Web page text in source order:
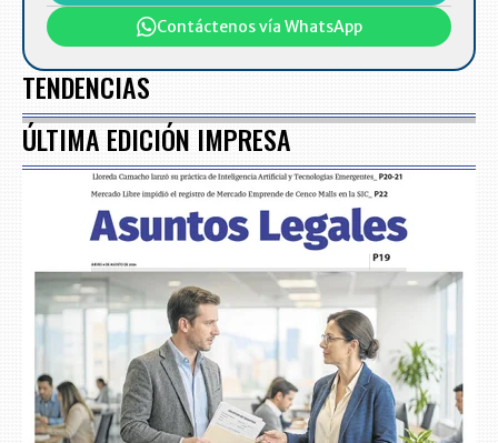
Contáctenos vía WhatsApp
TENDENCIAS
ÚLTIMA EDICIÓN IMPRESA